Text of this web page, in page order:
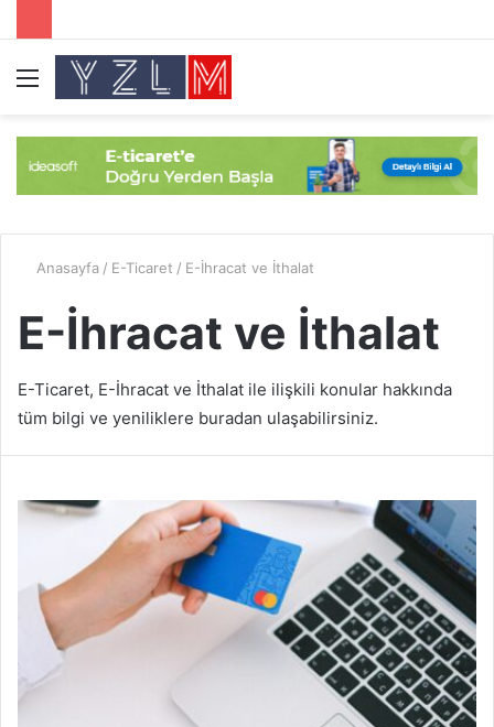
Menü
Anasayfa / E-Ticaret / E-İhracat ve İthalat
E-İhracat ve İthalat
E-Ticaret, E-İhracat ve İthalat ile ilişkili konular hakkında
tüm bilgi ve yeniliklere buradan ulaşabilirsiniz.